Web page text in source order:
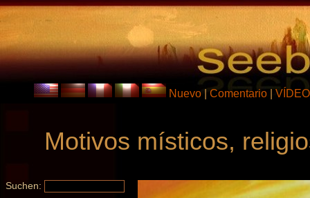
Nuevo Comentario VÍDEO
Motivos místicos,
Suchen: